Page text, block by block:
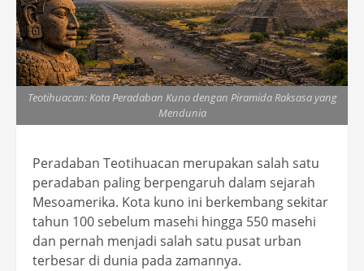
Teotihuacan: Kota Peradaban Kuno dengan Piramida Raksasa yang
Mendunia
Peradaban Teotihuacan merupakan salah satu
peradaban paling berpengaruh dalam sejarah
Mesoamerika. Kota kuno ini berkembang sekitar
tahun 100 sebelum masehi hingga 550 masehi
dan pernah menjadi salah satu pusat urban
terbesar di dunia pada zamannya.